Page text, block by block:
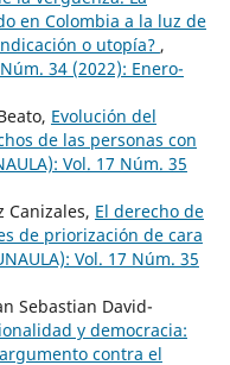
en Colombia a la luz de
o utopía? ,
34 (2022): Enero-
Evolución del
de las personas con
Vol. 17 Núm. 35
Canizales, El derecho de
de priorización de cara
Vol. 17 Núm. 35
Sebastian David-
y democracia:
contra el